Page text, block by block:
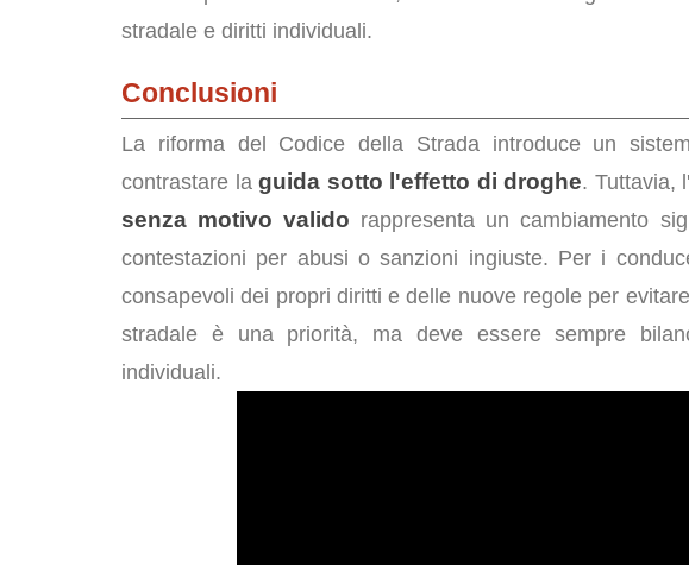
stradale e diritti individuali.
Conclusioni
La riforma del Codice della Strada introduce un
contrastare laguida sotto l'effetto di droghe. Tuttavia,
senza motivo valido rappresenta un cambiamento
contestazioni per abusi o sanzioni ingiuste. Per i
consapevoli dei propri diritti e delle nuove regole per
stradale è una priorità, ma deve essere sempre
individuali.